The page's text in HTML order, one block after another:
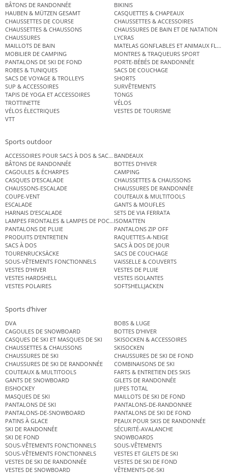
BÂTONS DE RANDONNÉE
BIKINIS
HAUBEN & MÜTZEN GESAMT
CASQUETTES & CHAPEAUX
CHAUSSETTES DE COURSE
CHAUSSETTES & ACCESSOIRES
CHAUSSETTES & CHAUSSONS
CHAUSSURES DE BAIN ET DE NATATION
CHAUSSURES
LYCRAS
MAILLOTS DE BAIN
MATELAS GONFLABLES ET ANIMAUX
MOBILIER DE CAMPING
MONTRES & TRAQUEURS SPORT
PANTALONS DE SKI DE FOND
PORTE-BÉBÉS DE RANDONNÉE
ROBES & TUNIQUES
SACS DE COUCHAGE
SACS DE VOYAGE & TROLLEYS
SHORTS
SUP & ACCESSOIRES
SURVÊTEMENTS
TAPIS DE YOGA ET ACCESSOIRES
TONGS
TROTTINETTE
VÉLOS
VÉLOS ÉLECTRIQUES
VESTES DE TOURISME
VTT
Sports outdoor
ACCESSOIRES POUR SACS À DOS & SACS ÉTANCHES
BANDEAUX
BÂTONS DE RANDONNÉE
BOTTES D’HIVER
CAGOULES & ÉCHARPES
CAMPING
CASQUES D’ESCALADE
CHAUSSETTES & CHAUSSONS
CHAUSSONS-ESCALADE
CHAUSSURES DE RANDONNÉE
COUPE-VENT
COUTEAUX & MULTITOOLS
ESCALADE
GANTS & MOUFLES
HARNAIS D’ESCALADE
SETS DE VIA FERRATA
LAMPES FRONTALES & LAMPES DE POCHEISOMATTEN
PANTALONS DE PLUIE
PANTALONS ZIP OFF
PRODUITS D’ENTRETIEN
RAQUETTES-A-NEIGE
SACS À DOS
SACS À DOS DE JOUR
TOURENRUCKSÄCKE
SACS DE COUCHAGE
SOUS-VÊTEMENTS FONCTIONNELS
VAISSELLE & COUVERTS
VESTES D’HIVER
VESTES DE PLUIE
VESTES HARDSHELL
VESTES ISOLANTES
VESTES POLAIRES
SOFTSHELLJACKEN
Sports d’hiver
DVA
BOBS & LUGE
CAGOULES DE SNOWBOARD
BOTTES D’HIVER
CASQUES DE SKI ET MASQUES DE SKI
SKISOCKEN & ACCESSOIRES
CHAUSSETTES & CHAUSSONS
SKISOCKEN
CHAUSSURES DE SKI
CHAUSSURES DE SKI DE FOND
CHAUSSURES DE SKI DE RANDONNÉE
COMBINAISONS DE SKI
COUTEAUX & MULTITOOLS
FARTS & ENTRETIEN DES SKIS
GANTS DE SNOWBOARD
GILETS DE RANDONNÉE
EISHOCKEY
JUPES TOTAL
MASQUES DE SKI
MAILLOTS DE SKI DE FOND
PANTALONS DE SKI
PANTALONS-DE-RANDONNEE
PANTALONS-DE-SNOWBOARD
PANTALONS DE SKI DE FOND
PATINS À GLACE
PEAUX POUR SKIS DE RANDONNÉE
SKI DE RANDONNÉE
SÉCURITÉ-AVALANCHE
SKI DE FOND
SNOWBOARDS
SOUS-VÊTEMENTS FONCTIONNELS
SOUS-VÊTEMENTS
SOUS-VÊTEMENTS FONCTIONNELS
VESTES ET GILETS DE SKI
VESTES DE SKI DE RANDONNÉE
VESTES DE SKI DE FOND
VESTES DE SNOWBOARD
VÊTEMENTS-DE-SKI